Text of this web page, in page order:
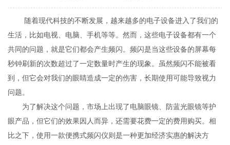
随着现代科技的不断发展，越来越多的电子设备进入了我们的
生活，比如电视、电脑、手机等等。然而，这些电子设备都有一个
共同的问题，就是它们都会产生频闪。频闪是当这些设备的屏幕每
秒钟刷新的次数超过了一定数量时产生的现象。虽然频闪不能被看
到，但它会对我们的眼睛造成一定的伤害，长期使用可能导致视力
问题。
为了解决这个问题，市场上出现了电脑眼镜、防蓝光眼镜等护
眼产品，但它们的效果因人而异，还需要花费一定的费用购买。相
比之下，使用一款便携式频闪仪则是一种更加经济实惠的解决方